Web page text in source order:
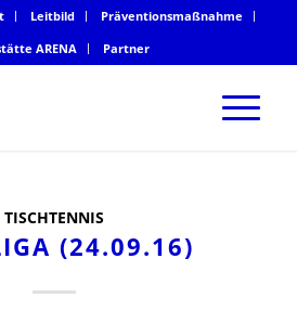
Leitbild
Präventionsmaßnahme
ARENA
Partner
TISCHTENNIS
(24.09.16)